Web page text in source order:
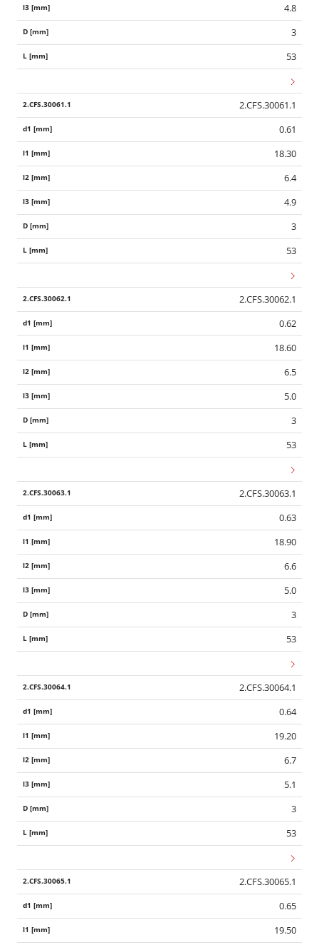
4.8
3
53
2.CFS.30061.1
0.61
18.30
6.4
4.9
3
53
2.CFS.30062.1
0.62
18.60
6.5
5.0
3
53
2.CFS.30063.1
0.63
18.90
6.6
5.0
3
53
2.CFS.30064.1
0.64
19.20
6.7
5.1
3
53
2.CFS.30065.1
0.65
19.50